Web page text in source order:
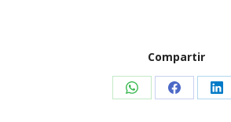
Compartir
Share Share